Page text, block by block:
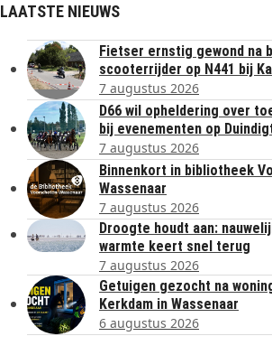
LAATSTE NIEUWS
Fietser ernstig gewond na
scooterrijder op N441 bij
7 augustus 2026
D66 wil opheldering over
bij evenementen op
7 augustus 2026
Binnenkort in bibliotheek
Wassenaar
7 augustus 2026
Droogte houdt aan:
warmte keert snel terug
7 augustus 2026
Getuigen gezocht na
Kerkdam in Wassenaar
6 augustus 2026